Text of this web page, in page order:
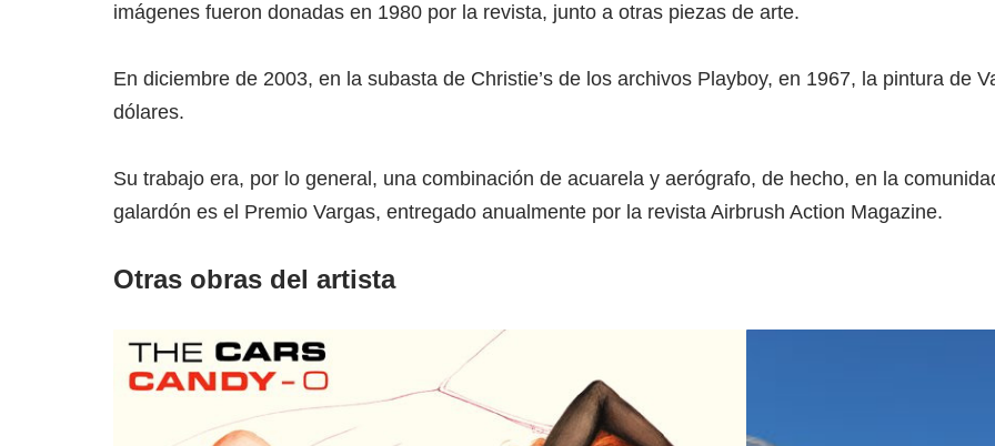
imágenes fueron donadas en 1980 por la revista, junto a otras piezas de arte.​
En diciembre de 2003, en la subasta de Christie’s de los archivos Playboy, en 1967, la pintura de
dólares.
Su trabajo era, por lo general, una combinación de acuarela y aerógrafo, de hecho, en la
galardón es el Premio Vargas, entregado anualmente por la revista Airbrush Action Magazine.​
Otras obras del artista